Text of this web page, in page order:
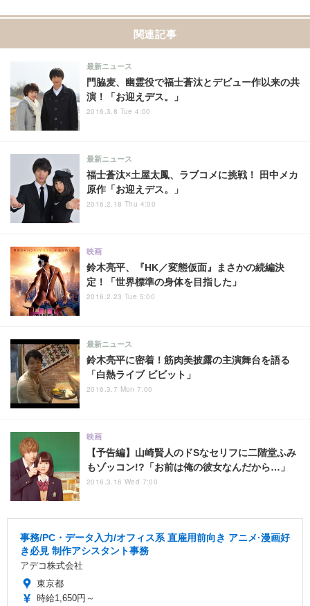
関連記事
門脇麦、幽霊役で福士蒼汰とデビュー作以来の共
演！「お迎えデス。」
最新ニュース
2016.3.8 Tue 4:00
福士蒼汰×土屋太鳳、ラブコメに挑戦！ 田中メカ
原作「お迎えデス。」
最新ニュース
2016.2.18 Thu 4:00
鈴木亮平、『HK／変態仮面』まさかの続編決
定！「世界標準の身体を目指した」
映画
2016.2.23 Tue 5:00
鈴木亮平に密着！筋肉美披露の主演舞台を語る
「白熱ライブ ビビット」
最新ニュース
2016.3.7 Mon 7:00
【予告編】山崎賢人のドSなセリフに二階堂ふみ
もゾッコン!?「お前は俺の彼女なんだから…」
映画
2016.3.16 Wed 7:00
事務/PC・データ入力/オフィス系 直雇用前向き アニメ·漫画好
き必見 制作アシスタント事務
アデコ株式会社
東京都
時給1,650円～